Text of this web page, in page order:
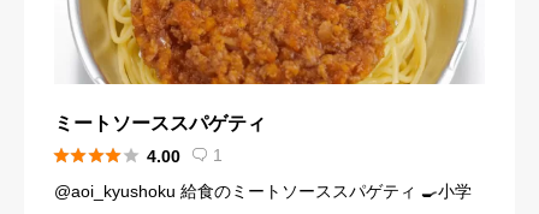
ミートソーススパゲティ
 4.00  1
@aoi_kyushoku 給食のミートソーススパゲティ 🍳小学